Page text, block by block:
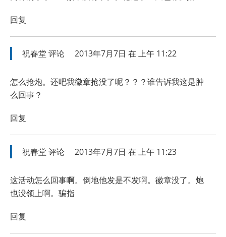
回复
祝春堂 评论 2013年7月7日 在 上午 11:22
怎么抢炮。还吧我徽章抢没了呢？？？谁告诉我这是肿
么回事？
回复
祝春堂 评论 2013年7月7日 在 上午 11:23
这活动怎么回事啊。倒地他发是不发啊。徽章没了。炮
也没领上啊。骗指
回复